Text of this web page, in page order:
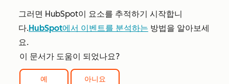
그러면 HubSpot이 요소를 추적하기 시작합니
다.HubSpot에서 이벤트를 분석하는 방법을 알아보세
요.
이 문서가 도움이 되었나요?
예 아니요